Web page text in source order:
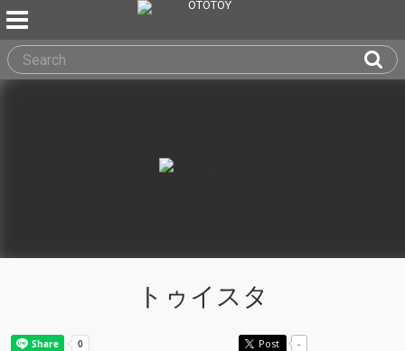
トゥイスタ
Post -